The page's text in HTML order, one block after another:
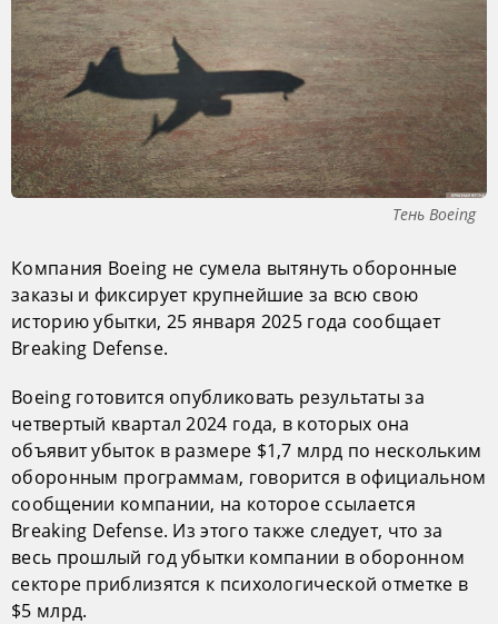
Тень Boeing
Компания Boeing не сумела вытянуть оборонные
заказы и фиксирует крупнейшие за всю свою
историю убытки, 25 января 2025 года сообщает
Breaking Defense.
Boeing готовится опубликовать результаты за
четвертый квартал 2024 года, в которых она
объявит убыток в размере $1,7 млрд по нескольким
оборонным программам, говорится в официальном
сообщении компании, на которое ссылается
Breaking Defense. Из этого также следует, что за
весь прошлый год убытки компании в оборонном
секторе приблизятся к психологической отметке в
$5 млрд.